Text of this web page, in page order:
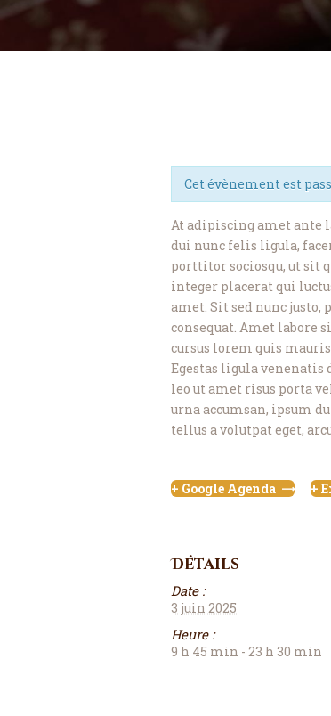
Cet évènement est
At adipiscing amet ante
dui nunc felis ligula,
porttitor sociosqu, ut sit
integer placerat qui
amet. Sit sed nunc justo,
consequat. Amet labore
cursus lorem quis
Egestas ligula
leo ut amet risus porta
urna accumsan, ipsum
tellus a volutpat eget,
+ Google Agenda +
Détails
Date :
3 juin 2025
Heure :
9 h 45 min - 23 h 30 min